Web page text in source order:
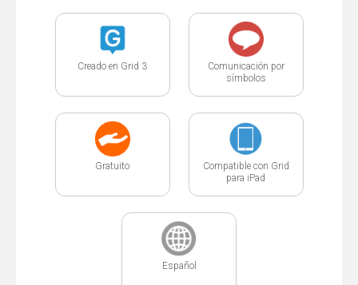
Creado en Grid 3
Comunicación por
símbolos
Gratuito
Compatible con Grid
para iPad
Español